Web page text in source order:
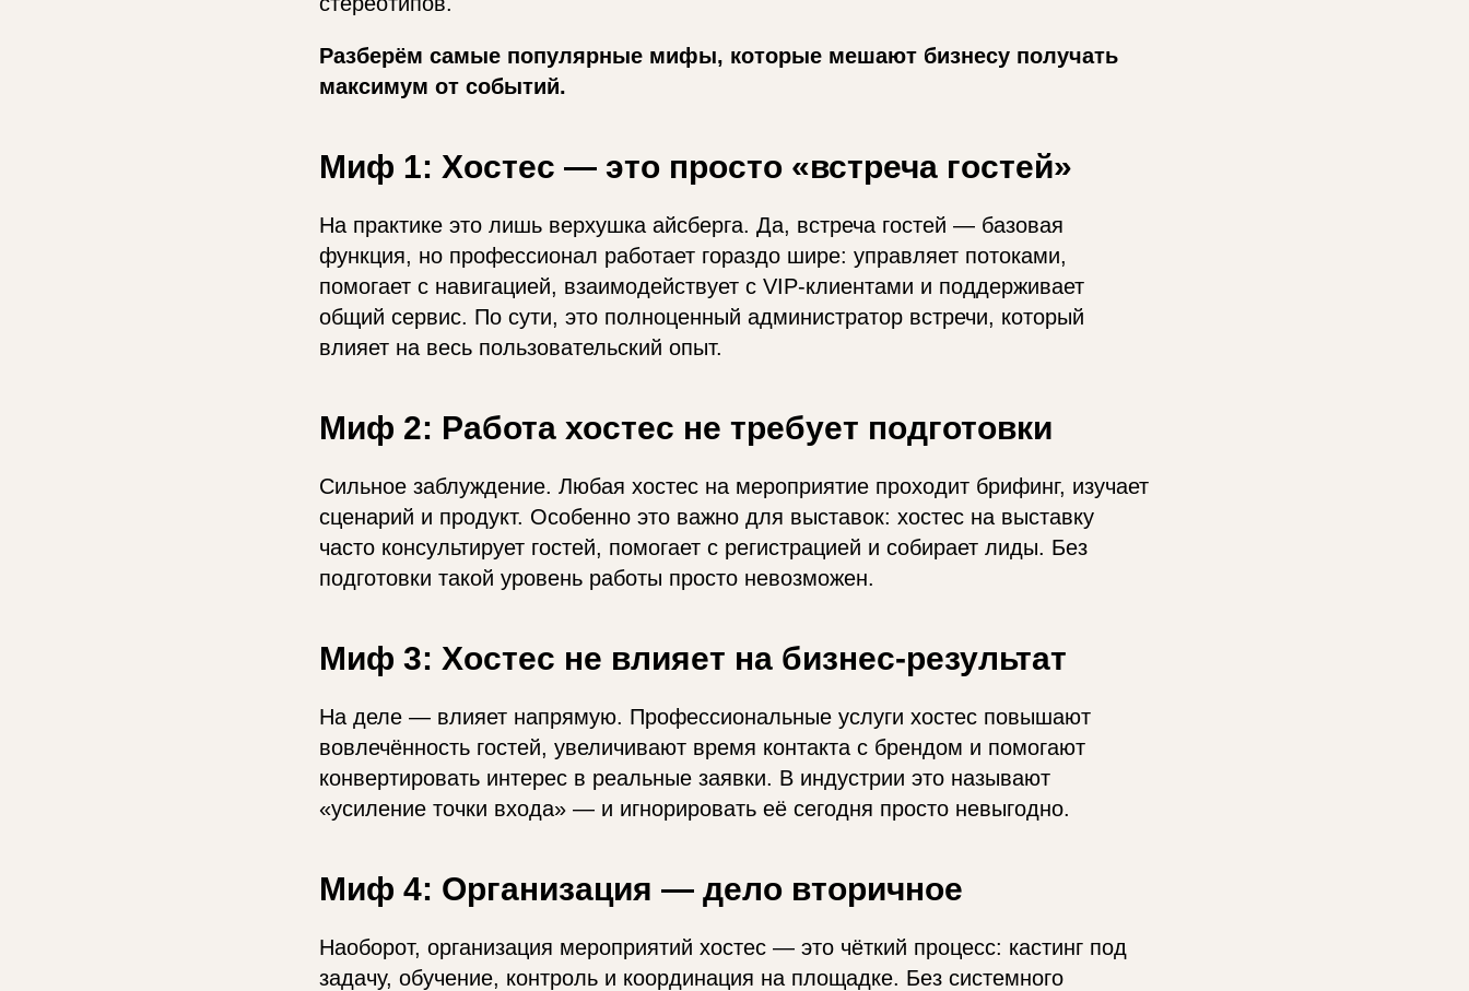
Разберём самые популярные мифы, которые мешают бизнесу получать
максимум от событий.
Миф 1: Хостес — это просто «встреча гостей»
На практике это лишь верхушка айсберга. Да, встреча гостей — базовая
функция, но профессионал работает гораздо шире: управляет потоками,
помогает с навигацией, взаимодействует с VIP-клиентами и поддерживает
общий сервис. По сути, это полноценный администратор встречи, который
влияет на весь пользовательский опыт.
Миф 2: Работа хостес не требует подготовки
Сильное заблуждение. Любая хостес на мероприятие проходит брифинг, изучает
сценарий и продукт. Особенно это важно для выставок: хостес на выставку
часто консультирует гостей, помогает с регистрацией и собирает лиды. Без
подготовки такой уровень работы просто невозможен.
Миф 3: Хостес не влияет на бизнес-результат
На деле — влияет напрямую. Профессиональные услуги хостес повышают
вовлечённость гостей, увеличивают время контакта с брендом и помогают
конвертировать интерес в реальные заявки. В индустрии это называют
«усиление точки входа» — и игнорировать её сегодня просто невыгодно.
Миф 4: Организация — дело вторичное
Наоборот, организация мероприятий хостес — это чёткий процесс: кастинг под
задачу, обучение, контроль и координация на площадке. Без системного